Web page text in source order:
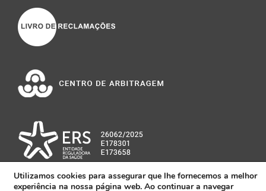
Utilizamos cookies para assegurar que lhe fornecemos a melhor
experiência na nossa página web. Ao continuar a navegar